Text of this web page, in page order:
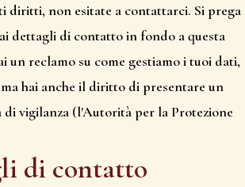
diritti, non esitate a contattarci. Si prega
dettagli di contatto in fondo a questa
un reclamo su come gestiamo i tuoi dati,
hai anche il diritto di presentare un
vigilanza (l'Autorità per la Protezione
di contatto